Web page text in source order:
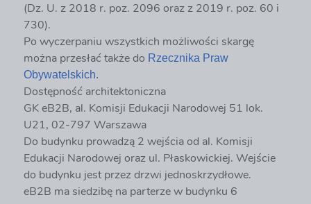
(Dz. U. z 2018 r. poz. 2096 oraz z 2019 r. poz. 60 i
730).
Po wyczerpaniu wszystkich możliwości skargę
można przesłać także do Rzecznika Praw
Obywatelskich.
Dostępność architektoniczna
GK eB2B, al. Komisji Edukacji Narodowej 51 lok.
U21, 02-797 Warszawa
Do budynku prowadzą 2 wejścia od al. Komisji
Edukacji Narodowej oraz ul. Płaskowickiej. Wejście
do budynku jest przez drzwi jednoskrzydłowe.
eB2B ma siedzibę na parterze w budynku 6